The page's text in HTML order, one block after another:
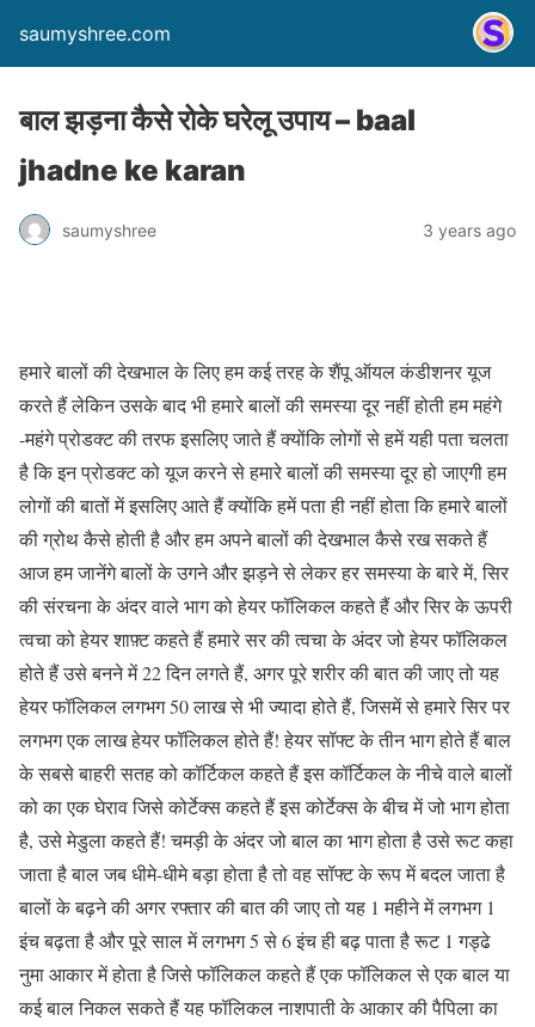
saumyshree.com
बाल झड़ना कैसे रोके घरेलू उपाय – baal
jhadne ke karan
saumyshree 3 years ago
हमारे बालों की देखभाल के लिए हम कई तरह के शैंपू ऑयल कंडीशनर यूज
करते हैं लेकिन उसके बाद भी हमारे बालों की समस्या दूर नहीं होती हम महंगे
-महंगे प्रोडक्ट की तरफ इसलिए जाते हैं क्योंकि लोगों से हमें यही पता चलता
है कि इन प्रोडक्ट को यूज करने से हमारे बालों की समस्या दूर हो जाएगी हम
लोगों की बातों में इसलिए आते हैं क्योंकि हमें पता ही नहीं होता कि हमारे बालों
की ग्रोथ कैसे होती है और हम अपने बालों की देखभाल कैसे रख सकते हैं
आज हम जानेंगे बालों के उगने और झड़ने से लेकर हर समस्या के बारे में, सिर
की संरचना के अंदर वाले भाग को हेयर फॉलिकल कहते हैं और सिर के ऊपरी
त्वचा को हेयर शाफ़्ट कहते हैं हमारे सर की त्वचा के अंदर जो हेयर फॉलिकल
होते हैं उसे बनने में 22 दिन लगते हैं, अगर पूरे शरीर की बात की जाए तो यह
हेयर फॉलिकल लगभग 50 लाख से भी ज्यादा होते हैं, जिसमें से हमारे सिर पर
लगभग एक लाख हेयर फॉलिकल होते हैं! हेयर सॉफ्ट के तीन भाग होते हैं बाल
के सबसे बाहरी सतह को कॉर्टिकल कहते हैं इस कॉर्टिकल के नीचे वाले बालों
को का एक घेराव जिसे कोर्टेक्स कहते हैं इस कोर्टेक्स के बीच में जो भाग होता
है, उसे मेडुला कहते हैं! चमड़ी के अंदर जो बाल का भाग होता है उसे रूट कहा
जाता है बाल जब धीमे-धीमे बड़ा होता है तो वह सॉफ्ट के रूप में बदल जाता है
बालों के बढ़ने की अगर रफ्तार की बात की जाए तो यह 1 महीने में लगभग 1
इंच बढ़ता है और पूरे साल में लगभग 5 से 6 इंच ही बढ़ पाता है रूट 1 गड्ढे
नुमा आकार में होता है जिसे फॉलिकल कहते हैं एक फॉलिकल से एक बाल या
कई बाल निकल सकते हैं यह फॉलिकल नाशपाती के आकार की पैपिला का